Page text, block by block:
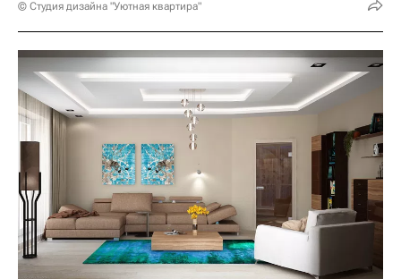
© Студия дизайна "Уютная квартира"